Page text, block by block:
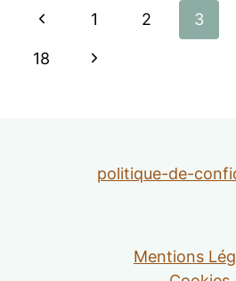
Navigation
de
Page
précédente
1 2 3
18
Page
politique-de-
Mentions